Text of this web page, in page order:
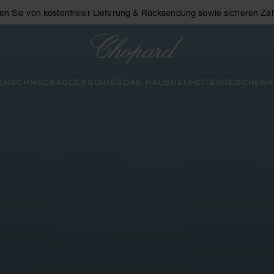
Sie von kostenfreier Lieferung & Rücksendung sowie sicheren
SCHMUCKACCESSOIRES DAS HAUS NEUHEITEN